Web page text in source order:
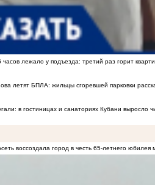
лежало у подъезда: третий раз горит
летят БПЛА: жильцы сгоревшей парковки
в гостиницах и санаториях Кубани выросло
воссоздала город в честь 65-летнего юбилея